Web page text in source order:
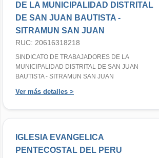
DE LA MUNICIPALIDAD DISTRITAL
DE SAN JUAN BAUTISTA -
SITRAMUN SAN JUAN
RUC: 20616318218
SINDICATO DE TRABAJADORES DE LA
MUNICIPALIDAD DISTRITAL DE SAN JUAN
BAUTISTA - SITRAMUN SAN JUAN
Ver más detalles >
IGLESIA EVANGELICA
PENTECOSTAL DEL PERU